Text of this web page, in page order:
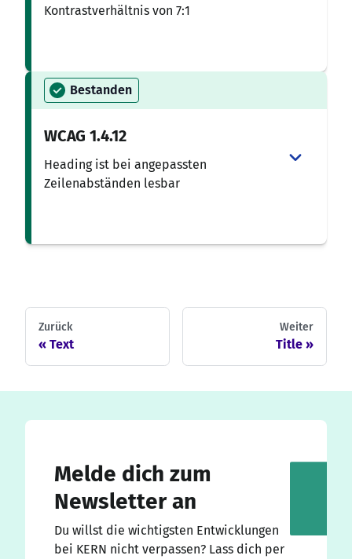
Kontrastverhältnis von 7:1
Bestanden
WCAG 1.4.12
Heading ist bei angepassten
Zeilenabständen lesbar
Zurück
Text
Weiter
Title
Melde dich zum
Newsletter an
Du willst die wichtigsten Entwicklungen
bei KERN nicht verpassen? Lass dich per